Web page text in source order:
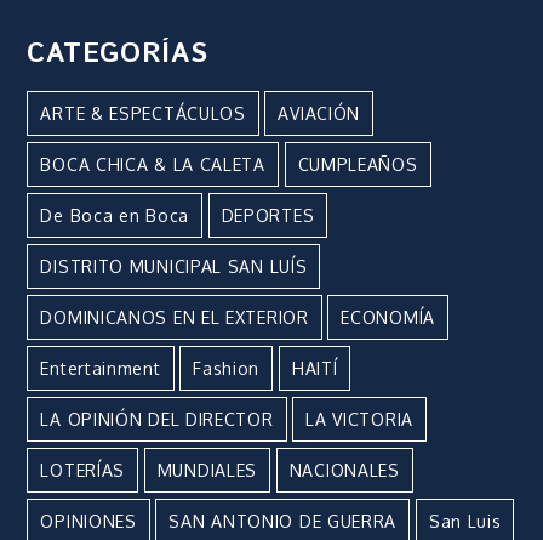
CATEGORÍAS
ARTE & ESPECTÁCULOS AVIACIÓN
BOCA CHICA & LA CALETA CUMPLEAÑOS
De Boca en Boca DEPORTES
DISTRITO MUNICIPAL SAN LUÍS
DOMINICANOS EN EL EXTERIOR ECONOMÍA
Entertainment Fashion HAITÍ
LA OPINIÓN DEL DIRECTOR LA VICTORIA
LOTERÍAS MUNDIALES NACIONALES
OPINIONES SAN ANTONIO DE GUERRA San Luis